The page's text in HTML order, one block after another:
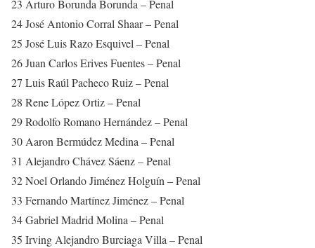
23 Arturo Borunda Borunda – Penal
24 José Antonio Corral Shaar – Penal
25 José Luis Razo Esquivel – Penal
26 Juan Carlos Erives Fuentes – Penal
27 Luis Raúl Pacheco Ruiz – Penal
28 Rene López Ortiz – Penal
29 Rodolfo Romano Hernández – Penal
30 Aaron Bermúdez Medina – Penal
31 Alejandro Chávez Sáenz – Penal
32 Noel Orlando Jiménez Holguín – Penal
33 Fernando Martínez Jiménez – Penal
34 Gabriel Madrid Molina – Penal
35 Irving Alejandro Burciaga Villa – Penal